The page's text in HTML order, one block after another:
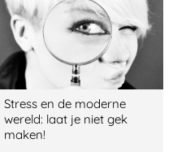
Stress en de moderne
wereld: laat je niet gek
maken!